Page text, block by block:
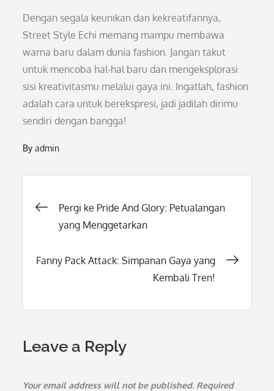
Dengan segala keunikan dan kekreatifannya,
Street Style Echi memang mampu membawa
warna baru dalam dunia fashion. Jangan takut
untuk mencoba hal-hal baru dan mengeksplorasi
sisi kreativitasmu melalui gaya ini. Ingatlah, fashion
adalah cara untuk berekspresi, jadi jadilah dirimu
sendiri dengan bangga!
Byadmin
Post
Pergi ke Pride And Glory: Petualangan
yang Menggetarkan
Fanny Pack Attack: Simpanan Gaya yang
Kembali Tren!
Leave a Reply
Your email address will not be published. Required